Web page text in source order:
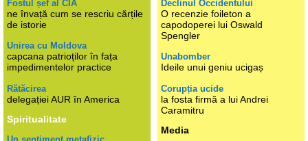
Fostul șef al CIA
ne învață cum se rescriu cărțile
de istorie
Unirea cu Moldova
capcana patrioților în fața
impedimentelor practice
Rătăcirea
delegației AUR în America
Spiritualitate
Declinul Occidentului
O recenzie foileton a
capodoperei lui Oswald
Spengler
Unabomber
Ideile unui geniu ucigaș
Corupția ucide
la fosta firmă a lui Andrei
Caramitru
Media